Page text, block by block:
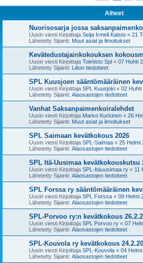
Aiheet
Nuorisosarja jossa
Uusin viesti Kirjoittaja Seija Irmeli Kaisto « 21
Lähetetty Sijainti: Muut asiat ja ilmoitukset
Kevätedustajainkokouksen
Uusin viesti Kirjoittaja Toimisto Spl « 07 Huhti
Lähetetty Sijainti: Liiton tiedotteet
SPL Kuusjoen sääntömääräinen
Uusin viesti Kirjoittaja SPL Kuusjoki « 02 Huhti
Lähetetty Sijainti: Alaosastojen tiedotteet
Vanhat Saksanpaimenkoiralehdet
Uusin viesti Kirjoittaja Marko Kurkinen « 26
Lähetetty Sijainti: Muut asiat ja ilmoitukset
SPL Saimaan kevätkokous 2026
Uusin viesti Kirjoittaja SPL-Saimaa « 25 Helmi
Lähetetty Sijainti: Alaosastojen tiedotteet
SPL Itä-Uusimaa kevätkokouskutsu
Uusin viesti Kirjoittaja SPL-Itäuusimaa ry « 11
Lähetetty Sijainti: Alaosastojen tiedotteet
SPL Forssa ry sääntömääräinen
Uusin viesti Kirjoittaja SPL Forssa « 09 Helmi
Lähetetty Sijainti: Alaosastojen tiedotteet
SPL-Porvoo ry:n kevätkokous
Uusin viesti Kirjoittaja SPL Porvoo ry « 07
Lähetetty Sijainti: Alaosastojen tiedotteet
SPL-Kouvola ry kevätkokous
Uusin viesti Kirjoittaja SPL-Kouvola « 04 Helmi
Lähetetty Sijainti: Alaosastojen tiedotteet